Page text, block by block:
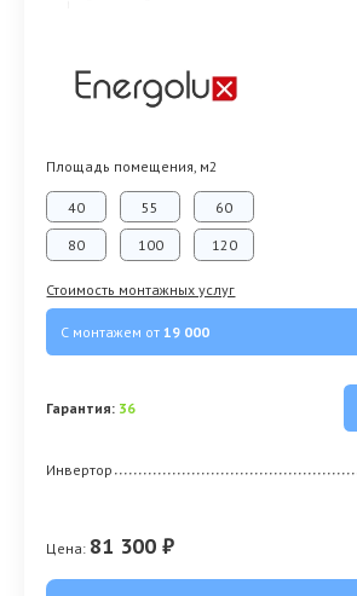
Площадь помещения, м2
40 55 60
80 100 120
Стоимость монтажных услуг
С монтажем от19 000
Гарантия: 36
Инвертор
Цена: 81 300 ₽